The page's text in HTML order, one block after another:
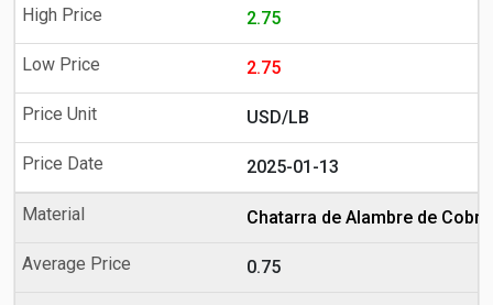
2.75
2.75
USD/LB
2025-01-13
Chatarra de Alambre de
0.75